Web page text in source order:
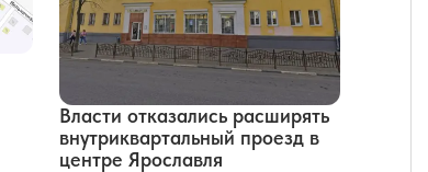
Власти отказались расширять
внутриквартальный проезд в
центре Ярославля